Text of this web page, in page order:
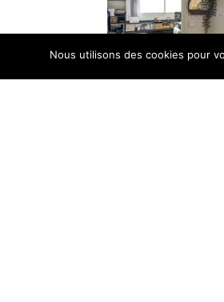
Nous utilisons des cookies pour